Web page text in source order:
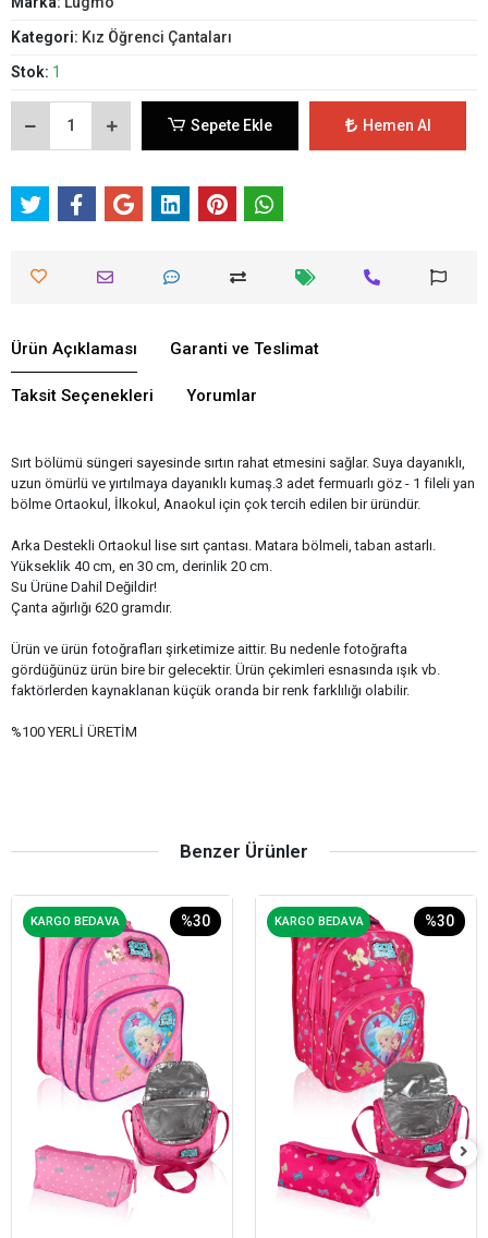
Kategori: Kız Öğrenci Çantaları
Stok: 1
Sepete Ekle Hemen Al
Ürün Açıklaması Garanti ve Teslimat
Taksit Seçenekleri Yorumlar
Sırt bölümü süngeri sayesinde sırtın rahat etmesini sağlar. Suya dayanıklı,
uzun ömürlü ve yırtılmaya dayanıklı kumaş.3 adet fermuarlı göz - 1 fileli yan
bölme Ortaokul, İlkokul, Anaokul için çok tercih edilen bir üründür.
Arka Destekli Ortaokul lise sırt çantası. Matara bölmeli, taban astarlı.
Yükseklik 40 cm, en 30 cm, derinlik 20 cm.
Su Ürüne Dahil Değildir!
Çanta ağırlığı 620 gramdır.
Ürün ve ürün fotoğrafları şirketimize aittir. Bu nedenle fotoğrafta
gördüğünüz ürün bire bir gelecektir. Ürün çekimleri esnasında ışık vb.
faktörlerden kaynaklanan küçük oranda bir renk farklılığı olabilir.
%100 YERLİ ÜRETİM
Benzer Ürünler
KARGO BEDAVA %30 KARGO BEDAVA %30